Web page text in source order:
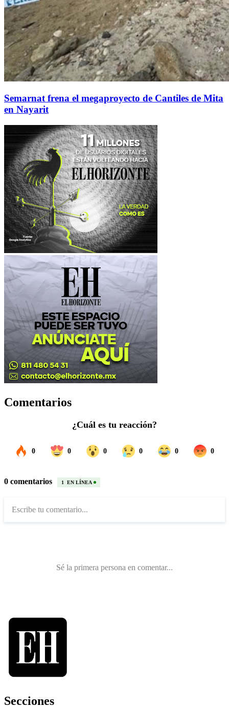
Semarnat frena el megaproyecto de Cantiles de Mita
en Nayarit
Comentarios
Secciones